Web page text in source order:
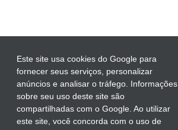
Este site usa cookies do Google para
fornecer seus serviços, personalizar
anúncios e analisar o tráfego. Informações
sobre seu uso deste site são
compartilhadas com o Google. Ao utilizar
este site, você concorda com o uso de
Celeste Bradley
Chantelle Shaw
Charles Dickens
Charlie Donlea
Charlotte Brontë